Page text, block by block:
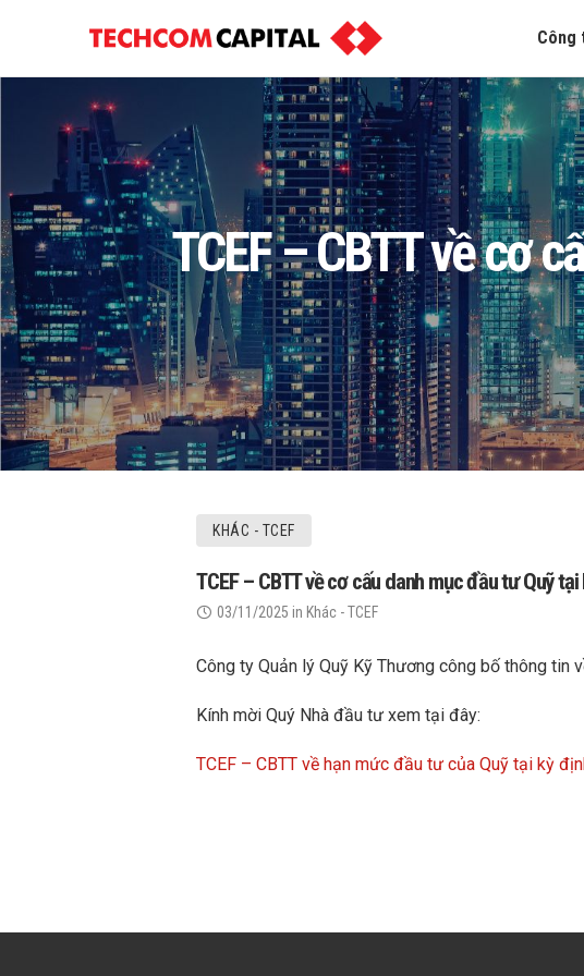
Công
TCEF – CBTT về cơ
KHÁC - TCEF
TCEF – CBTT về cơ cấu danh mục đầu tư Quỹ
03/11/2025 in Khác - TCEF
Công ty Quản lý Quỹ Kỹ Thương công bố thông tin
Kính mời Quý Nhà đầu tư xem tại đây:
TCEF – CBTT về hạn mức đầu tư của Quỹ tại kỳ